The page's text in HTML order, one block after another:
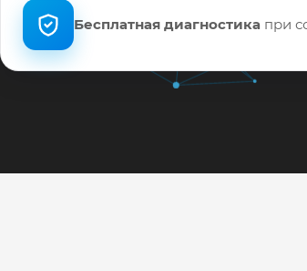
Бесплатная диагностика при